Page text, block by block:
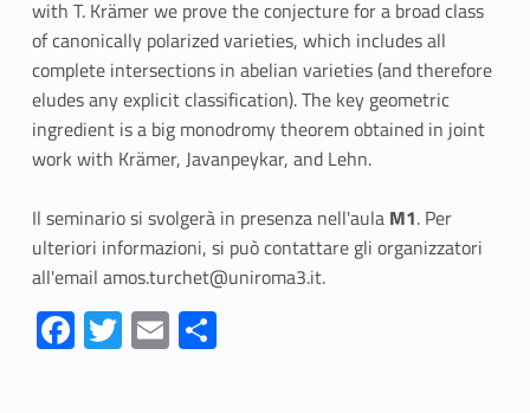
with T. Krämer we prove the conjecture for a broad class
of canonically polarized varieties, which includes all
complete intersections in abelian varieties (and therefore
eludes any explicit classification). The key geometric
ingredient is a big monodromy theorem obtained in joint
work with Krämer, Javanpeykar, and Lehn.
Il seminario si svolgerà in presenza nell'aula M1. Per
ulteriori informazioni, si può contattare gli organizzatori
all'email amos.turchet@uniroma3.it.
Fa
ce
T
w
E
m
S
h